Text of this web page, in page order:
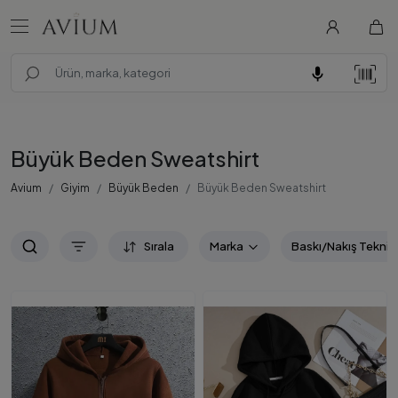
Büyük Beden Sweatshirt
Avium Giyim Büyük Beden Büyük Beden Sweatshirt
Sırala Marka Baskı/Nakış